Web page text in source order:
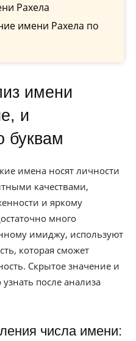
Рахела
имени Рахела по
и
буквам
имена носят личности
качествами,
и яркому
много
имиджу, используют
которая сможет
Скрытое значение и
после анализа
числа имени: